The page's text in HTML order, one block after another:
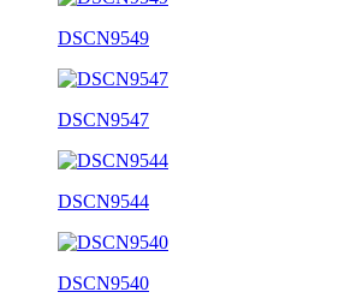
DSCN9549
DSCN9547
DSCN9544
DSCN9540